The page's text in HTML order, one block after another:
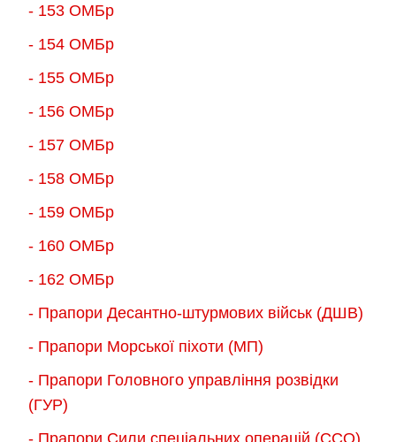
- 153 ОМБр
- 154 ОМБр
- 155 ОMБр
- 156 ОMБр
- 157 ОМБр
- 158 ОМБр
- 159 ОМБр
- 160 ОМБр
- 162 ОМБр
- Прапори Десантно-штурмових військ (ДШВ)
- Прапори Морської піхоти (МП)
- Прапори Головного управління розвідки
(ГУР)
- Прапори Сили спеціальних операцій (ССО)